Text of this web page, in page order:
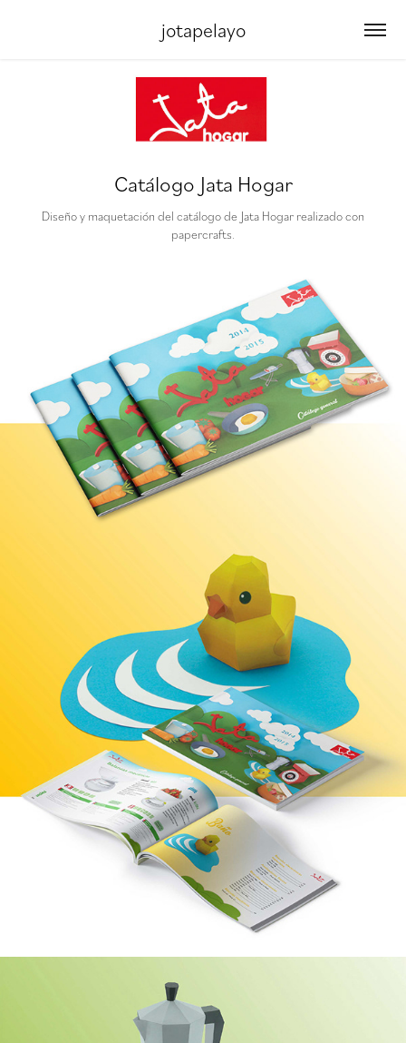
jotapelayo
Catálogo Jata Hogar
Diseño y maquetación del catálogo de Jata Hogar realizado con
papercrafts.